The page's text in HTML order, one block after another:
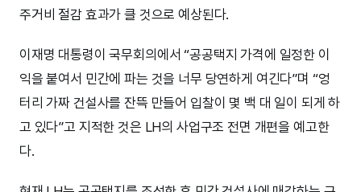
주거비 절감 효과가 클 것으로 예상된다.
이재명 대통령이 국무회의에서 “공공택지 가격에 일정한 이
익을 붙여서 민간에 파는 것을 너무 당연하게 여긴다”며 “엉
터리 가짜 건설사를 잔뜩 만들어 입찰이 몇 백 대 일이 되게 하
고 있다”고 지적한 것은 LH의 사업구조 전면 개편을 예고한
다.